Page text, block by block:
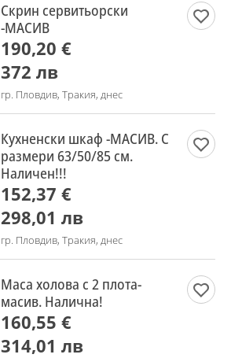
Скрин сервитьорски
-МАСИВ
190,20 €
372 лв
гр. Пловдив, Тракия, днес
Кухненски шкаф -МАСИВ. С
размери 63/50/85 см.
Наличен!!!
152,37 €
298,01 лв
гр. Пловдив, Тракия, днес
Маса холова с 2 плота-
масив. Налична!
160,55 €
314,01 лв